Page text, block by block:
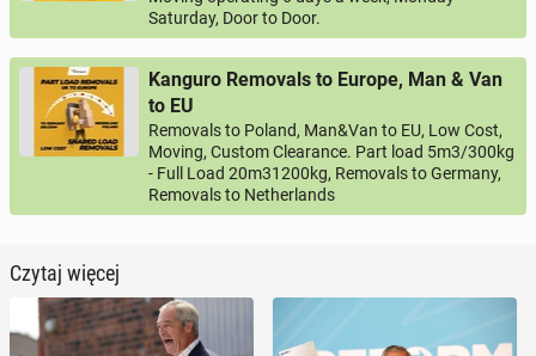
Saturday, Door to Door.
Kanguro Removals to Europe, Man & Van
to EU
Removals to Poland, Man&Van to EU, Low Cost,
Moving, Custom Clearance. Part load 5m3/300kg
- Full Load 20m31200kg, Removals to Germany,
Removals to Netherlands
Czytaj więcej